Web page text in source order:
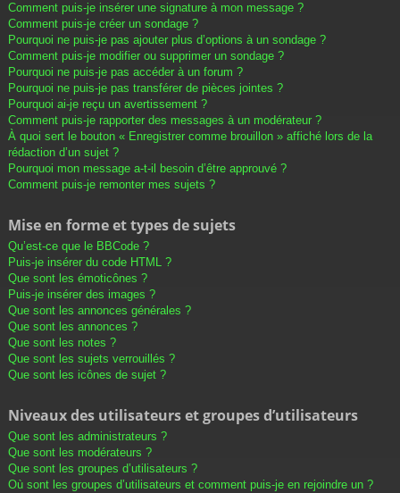
Comment puis-je insérer une signature à mon message ?
Comment puis-je créer un sondage ?
Pourquoi ne puis-je pas ajouter plus d’options à un sondage ?
Comment puis-je modifier ou supprimer un sondage ?
Pourquoi ne puis-je pas accéder à un forum ?
Pourquoi ne puis-je pas transférer de pièces jointes ?
Pourquoi ai-je reçu un avertissement ?
Comment puis-je rapporter des messages à un modérateur ?
À quoi sert le bouton « Enregistrer comme brouillon » affiché lors de la
rédaction d’un sujet ?
Pourquoi mon message a-t-il besoin d’être approuvé ?
Comment puis-je remonter mes sujets ?
Mise en forme et types de sujets
Qu’est-ce que le BBCode ?
Puis-je insérer du code HTML ?
Que sont les émoticônes ?
Puis-je insérer des images ?
Que sont les annonces générales ?
Que sont les annonces ?
Que sont les notes ?
Que sont les sujets verrouillés ?
Que sont les icônes de sujet ?
Niveaux des utilisateurs et groupes d’utilisateurs
Que sont les administrateurs ?
Que sont les modérateurs ?
Que sont les groupes d’utilisateurs ?
Où sont les groupes d’utilisateurs et comment puis-je en rejoindre un ?